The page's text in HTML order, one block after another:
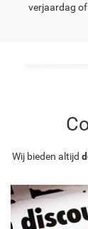
verjaardag
Wij bieden altijd